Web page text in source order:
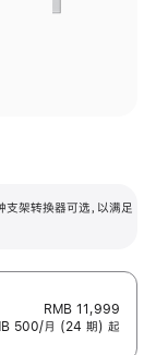
架转换器可选，以满足
RMB 11,999
500/月 (24 期) 起